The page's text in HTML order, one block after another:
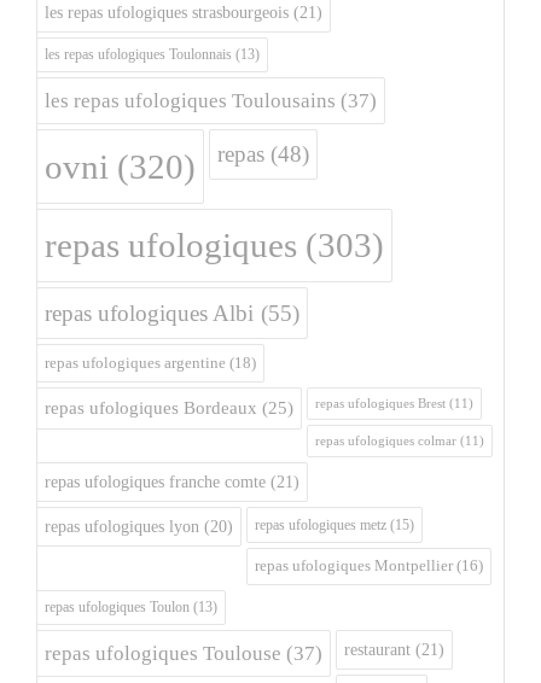
les repas ufologiques strasbourgeois (21)
les repas ufologiques Toulonnais (13)
les repas ufologiques Toulousains (37)
ovni (320) repas (48)
repas ufologiques (303)
repas ufologiques Albi (55)
repas ufologiques argentine (18)
repas ufologiques Bordeaux (25) repas ufologiques Brest (11)
repas ufologiques colmar (11)
repas ufologiques franche comte (21)
repas ufologiques lyon (20) repas ufologiques metz (15)
repas ufologiques Montpellier (16)
repas ufologiques Toulon (13)
repas ufologiques Toulouse (37) restaurant (21)